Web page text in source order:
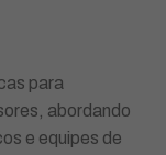
para
abordando
e equipes de